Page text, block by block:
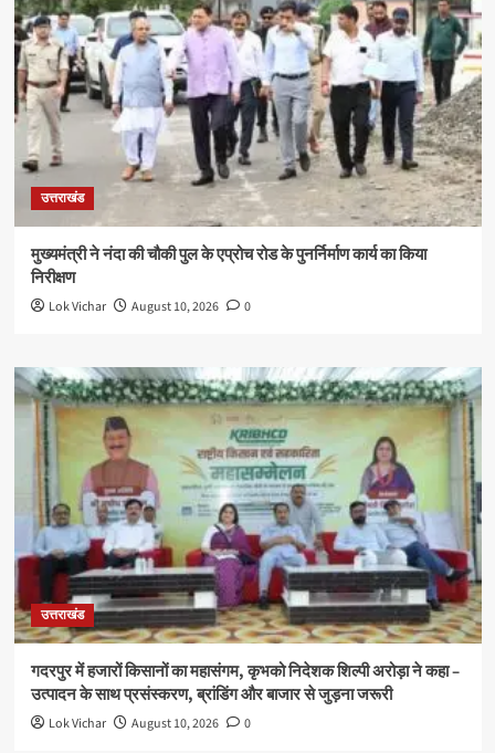
उत्तराखंड
मुख्यमंत्री ने नंदा की चौकी पुल के एप्रोच रोड के पुनर्निर्माण कार्य का किया
निरीक्षण
Lok Vichar August 10, 2026 0
उत्तराखंड
गदरपुर में हजारों किसानों का महासंगम, कृभको निदेशक शिल्पी अरोड़ा ने कहा –
उत्पादन के साथ प्रसंस्करण, ब्रांडिंग और बाजार से जुड़ना जरूरी
Lok Vichar August 10, 2026 0